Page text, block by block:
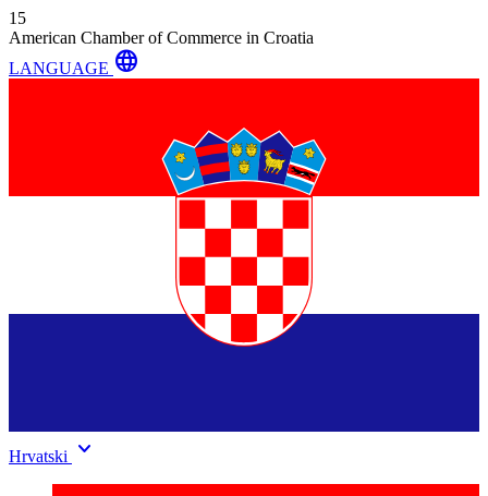
15
American Chamber of Commerce in Croatia
LANGUAGE language
Hrvatski keyboard_arrow_down